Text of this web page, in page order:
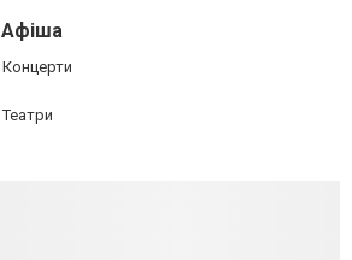
Афіша
Концерти
Театри